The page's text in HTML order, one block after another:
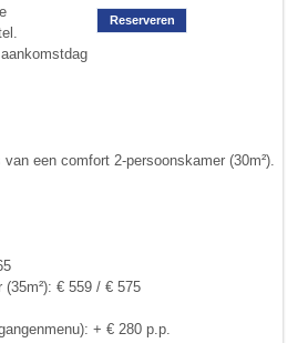
Reserveren
een comfort 2-persoonskamer (30m²).
€ 559 / € 575
+ € 280 p.p.